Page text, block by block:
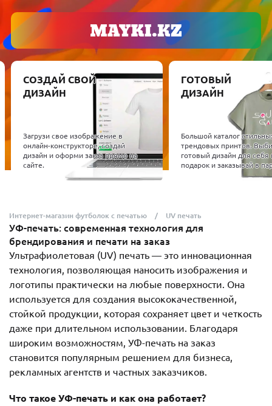
СОЗДАЙ СВОЙ
ДИЗАЙН
Загрузи свое изображение в
онлайн-конструкторе, создай
дизайн и оформи заказ прямо на
сайте.
ГОТОВЫЙ
ДИЗАЙН
Большой каталог
трендовых принтов.
готовый дизайн для себя
подарок и заказывай в
Интернет-магазин футболок с печатью UV печать
УФ-печать: современная технология для
брендирования и печати на заказ
Ультрафиолетовая (UV) печать — это инновационная
технология, позволяющая наносить изображения и
логотипы практически на любые поверхности. Она
используется для создания высококачественной,
стойкой продукции, которая сохраняет цвет и четкость
даже при длительном использовании. Благодаря
широким возможностям, УФ-печать на заказ
становится популярным решением для бизнеса,
рекламных агентств и частных заказчиков.
Что такое УФ-печать и как она работает?